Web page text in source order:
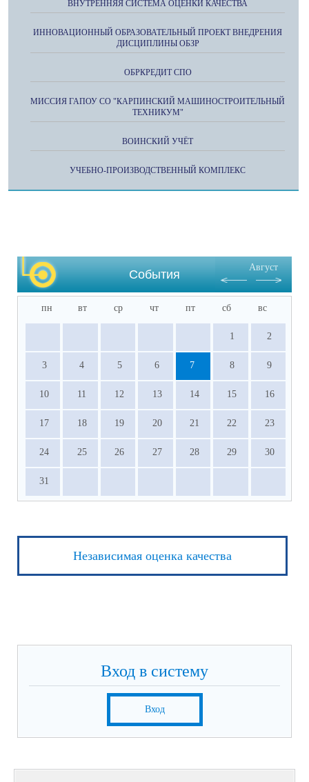
ВНУТРЕННЯЯ СИСТЕМА ОЦЕНКИ КАЧЕСТВА
ИННОВАЦИОННЫЙ ОБРАЗОВАТЕЛЬНЫЙ ПРОЕКТ ВНЕДРЕНИЯ
ДИСЦИПЛИНЫ ОБЗР
ОБРКРЕДИТ СПО
МИССИЯ ГАПОУ СО "КАРПИНСКИЙ МАШИНОСТРОИТЕЛЬНЫЙ
ТЕХНИКУМ"
ВОИНСКИЙ УЧЁТ
УЧЕБНО-ПРОИЗВОДСТВЕННЫЙ КОМПЛЕКС
События
Август
пн вт ср чт пт сб вс
1 2
3 4 5 6 7 8 9
10 11 12 13 14 15 16
17 18 19 20 21 22 23
24 25 26 27 28 29 30
31
Независимая оценка качества
Вход в систему
Вход